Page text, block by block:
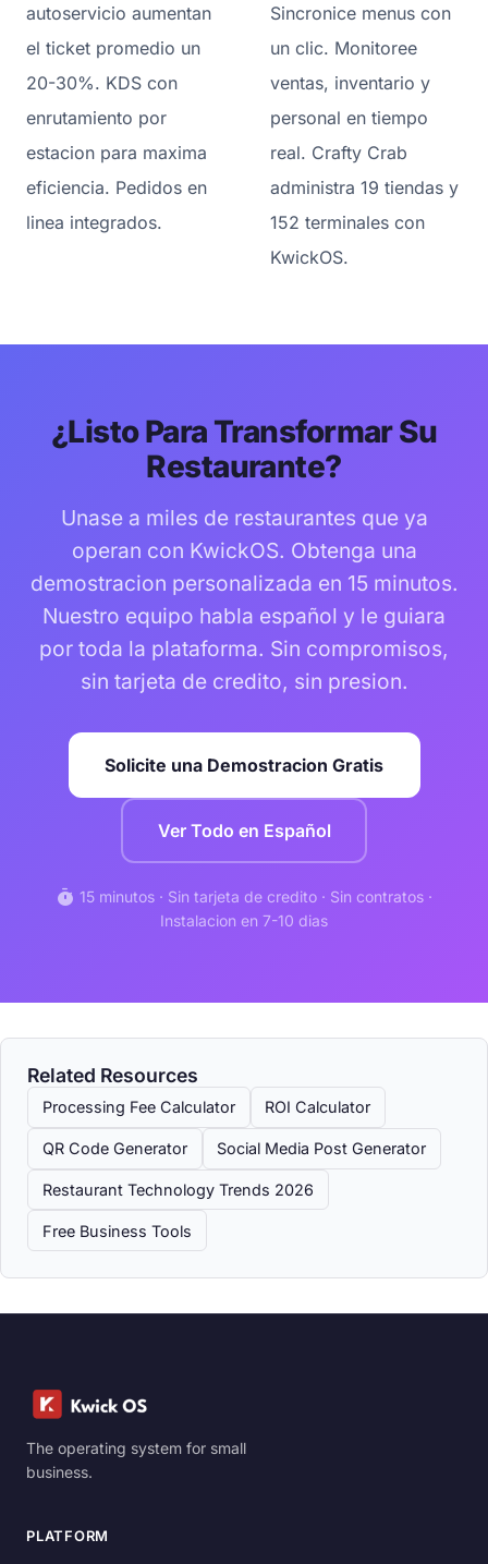
autoservicio aumentan
el ticket promedio un
20-30%. KDS con
enrutamiento por
estacion para maxima
eficiencia. Pedidos en
linea integrados.
Sincronice menus con
un clic. Monitoree
ventas, inventario y
personal en tiempo
real. Crafty Crab
administra 19 tiendas y
152 terminales con
KwickOS.
¿Listo Para Transformar Su
Restaurante?
Unase a miles de restaurantes que ya
operan con KwickOS. Obtenga una
demostracion personalizada en 15 minutos.
Nuestro equipo habla español y le guiara
por toda la plataforma. Sin compromisos,
sin tarjeta de credito, sin presion.
Solicite una Demostracion Gratis
Ver Todo en Español
timer 15 minutos · Sin tarjeta de credito · Sin contratos ·
Instalacion en 7-10 dias
Related Resources
Processing Fee Calculator ROI Calculator
QR Code Generator Social Media Post Generator
Restaurant Technology Trends 2026
Free Business Tools
The operating system for small
business.
PLATFORM